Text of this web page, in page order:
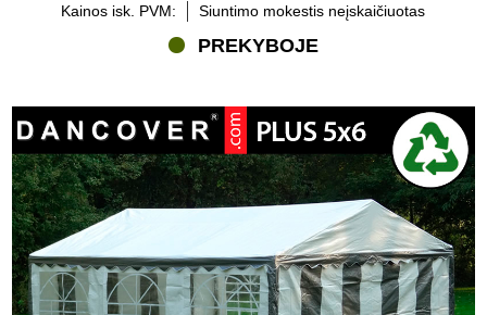
Kainos isk. PVM: Siuntimo mokestis neįskaičiuotas
PREKYBOJE